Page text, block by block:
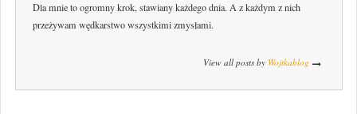
Dla mnie to ogromny krok, stawiany każdego dnia. A z każdym z nich
przeżywam wędkarstwo wszystkimi zmysłami.
View all posts by Wojtkablog